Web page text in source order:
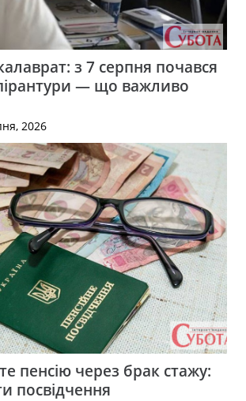
з 7 серпня почався
— що важливо
2026
пенсію через брак стажу:
посвідчення